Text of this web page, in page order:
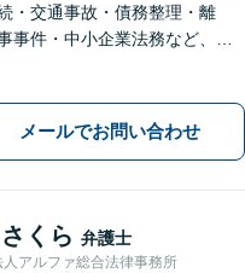
・交通事故・債務整理・離
事件・中小企業法務など、お
ます【休日夜間対応】【上福
】【駐車場あり】
メールでお問い合わせ
くら 弁護士
人アルファ総合法律事務所